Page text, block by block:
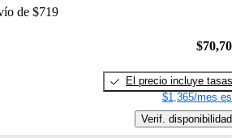
de $719
El precio incluye tasas
$1,365/mes
Verif. disponibilidad